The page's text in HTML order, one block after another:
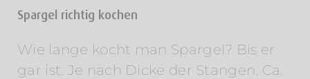
Spargel richtig kochen
Wie lange kocht man Spargel? Bis er
gar ist. Je nach Dicke der Stangen. Ca.